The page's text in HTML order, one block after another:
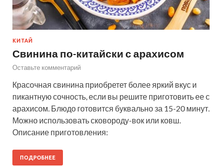
КИТАЙ
Свинина по-китайски с арахисом
Оставьте комментарий
Красочная свинина приобретет более яркий вкус и
пикантную сочность, если вы решите приготовить ее с
арахисом. Блюдо готовится буквально за 15-20 минут.
Можно использовать сковороду-вок или ковш.
Описание приготовления:
ПОДРОБНЕЕ